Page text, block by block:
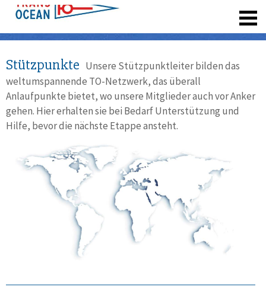
Stützpunkte Unsere Stützpunktleiter bilden das
weltumspannende TO-Netzwerk, das überall
Anlaufpunkte bietet, wo unsere Mitglieder auch vor Anker
gehen. Hier erhalten sie bei Bedarf Unterstützung und
Hilfe, bevor die nächste Etappe ansteht.